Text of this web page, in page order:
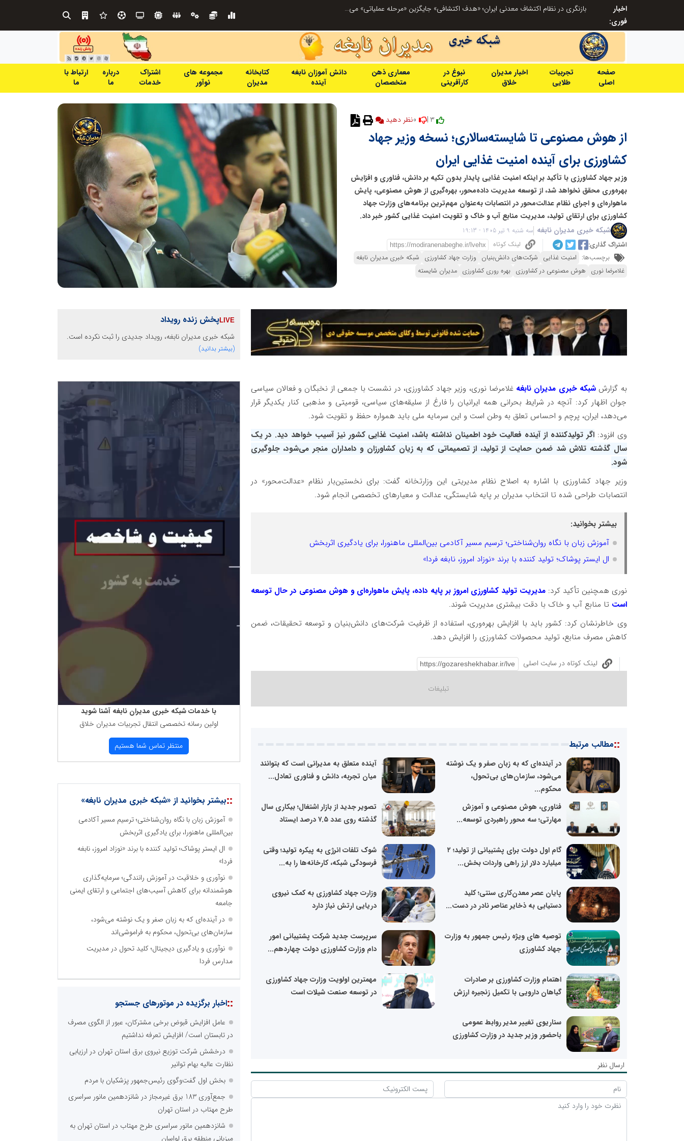
اخبار
فوری:
بازنگری در نظام اکتشاف معدنی ایران؛ «هدف اکتشافی» جایگزین «مرحله عملیاتی» می‌شود خانه با نور، صمیمی‌تر می‌شود
صفحه
اصلی
تجربیات
طلایی
اخبار مدیران
خلاق
نبوغ در
کارآفرینی
معماری ذهن
متخصصان
دانش آموزان نابغه
آینده
کتابخانه
مدیران
مجموعه های
نوآور
اشتراک
خدمات
درباره
ما
ارتباط با
ما
3 | نظر دهید
از هوش مصنوعی تا شایسته‌سالاری؛ نسخه وزیر جهاد
کشاورزی برای آینده امنیت غذایی ایران
وزیر جهاد کشاورزی با تأکید بر اینکه امنیت غذایی پایدار بدون تکیه بر دانش، فناوری و افزایش
بهره‌وری محقق نخواهد شد، از توسعه مدیریت داده‌محور، بهره‌گیری از هوش مصنوعی، پایش
ماهواره‌ای و اجرای نظام عدالت‌محور در انتصابات به‌عنوان مهم‌ترین برنامه‌های وزارت جهاد
کشاورزی برای ارتقای تولید، مدیریت منابع آب و خاک و تقویت امنیت غذایی کشور خبر داد.
شبکه خبری مدیران نابغه سه شنبه 9 تیر 1405 - 19:13
اشتراک گذاری:
لینک کوتاه
برچسب‌ها: امنیت غذایی شرکت‌های دانش‌بنیان وزارت جهاد کشاورزی شبکه خبری مدیران نابغه
غلامرضا نوری هوش مصنوعی در کشاورزی بهره روری کشاورزی مدیران شایسته
به گزارششبکه خبری مدیران نابغه غلامرضا نوری، وزیر جهاد کشاورزی، در نشست با جمعی از نخبگان و فعالان سیاسی
جوان اظهار کرد: آنچه در شرایط بحرانی همه ایرانیان را فارغ از سلیقه‌های سیاسی، قومیتی و مذهبی کنار یکدیگر قرار
می‌دهد، ایران، پرچم و احساس تعلق به وطن است و این سرمایه ملی باید همواره حفظ و تقویت شود.
وی افزود:اگر تولیدکننده از آینده فعالیت خود اطمینان نداشته باشد، امنیت غذایی کشور نیز آسیب خواهد دید. در یک
سال گذشته تلاش شد ضمن حمایت از تولید، از تصمیماتی که به زیان کشاورزان و دامداران منجر می‌شود، جلوگیری
شود.
وزیر جهاد کشاورزی با اشاره به اصلاح نظام مدیریتی این وزارتخانه گفت: برای نخستین‌بار نظام «عدالت‌محور» در
انتصابات طراحی شده تا انتخاب مدیران بر پایه شایستگی، عدالت و معیارهای تخصصی انجام شود.
بیشتر بخوانید:
آموزش زبان با نگاه روان‌شناختی؛ ترسیم مسیر آکادمی بین‌المللی ماهنورا، برای یادگیری اثربخش
ال ایستر پوشاک؛ تولید کننده با برند «نوزاد امروز، نابغه فردا»
نوری همچنین تأکید کرد:مدیریت تولید کشاورزی امروز بر پایه داده، پایش ماهواره‌ای و هوش مصنوعی در حال توسعه
است تا منابع آب و خاک با دقت بیشتری مدیریت شوند.
وی خاطرنشان کرد: کشور باید با افزایش بهره‌وری، استفاده از ظرفیت شرکت‌های دانش‌بنیان و توسعه تحقیقات، ضمن
کاهش مصرف منابع، تولید محصولات کشاورزی را افزایش دهد.
لینک کوتاه در سایت اصلی
::مطالب مرتبط
در آینده‌ای که به زبان صفر و یک نوشته
می‌شود، سازمان‌های بی‌تحول،
محکوم...
آینده متعلق به مدیرانی است که بتوانند
میان تجربه، دانش و فناوری تعادل...
فناوری، هوش مصنوعی و آموزش
مهارتی؛ سه محور راهبردی توسعه...
تصویر جدید از بازار اشتغال؛ بیکاری سال
گذشته روی عدد ۷.۵ درصد ایستاد
گام اول دولت برای پشتیبانی از تولید؛ ۲
میلیارد دلار ارز راهی واردات بخش...
شوک تلفات انرژی به پیکره تولید؛ وقتی
فرسودگی شبکه، کارخانه‌ها را به...
پایان عصر معدن‌کاری سنتی؛ کلید
دستیابی به ذخایر عناصر نادر در دست...
وزارت جهاد کشاورزی به کمک نیروی
دریایی ارتش نیاز دارد
توصیه های ویژه رئیس جمهور به وزارت
جهاد کشاورزی
سرپرست جدید شرکت پشتیبانی امور
دام وزارت کشاورزی دولت چهاردهم...
اهتمام وزارت کشاورزی بر صادرات
گیاهان دارویی با تکمیل زنجیره ارزش
مهمترین اولویت وزارت جهاد کشاورزی
در توسعه صنعت شیلات است
سناریوی تغییر مدیر روابط عمومی
باحضور وزیر جدید در وزارت کشاورزی
ارسال نظر
پخش زنده رویداد
شبکه خبری مدیران نابغه، رویداد جدیدی را ثبت نکرده است.
(بیشتر بدانید)
با خدمات شبكه خبری مدیران نابغه آشنا شوید
اولین رسانه تخصصی انتقال تجربیات مدیران خلاق
منتظر تماس شما هستیم
::بیشتر بخوانید از «شبکه خبری مدیران نابغه»
آموزش زبان با نگاه روان‌شناختی؛ ترسیم مسیر آکادمی
بین‌المللی ماهنورا، برای یادگیری اثربخش
ال ایستر پوشاک؛ تولید کننده با برند «نوزاد امروز، نابغه
فردا»
نوآوری و خلاقیت در آموزش رانندگی؛ سرمایه‌گذاری
هوشمندانه برای کاهش آسیب‌های اجتماعی و ارتقای ایمنی
جامعه
در آینده‌ای که به زبان صفر و یک نوشته می‌شود،
سازمان‌های بی‌تحول، محکوم به فراموشی‌اند
نوآوری و یادگیری دیجیتال؛ کلید تحول در مدیریت
مدارس فردا
::اخبار برگزیده در موتورهای جستجو
عامل افزایش قبوض برخی مشترکان، عبور از الگوی مصرف
در تابستان است/ افزایش تعرفه نداشتیم
درخشش شرکت توزیع نیروی برق استان تهران در ارزیابی
نظارت عالیه بهام توانیر
بخش اول گفت‌وگوی رئیس‌جمهور پزشکیان با مردم
جمع‌آوری 183 برق غیرمجاز در شانزدهمین مانور سراسری
طرح مهتاب در استان تهران
شانزدهمین مانور سراسری طرح مهتاب در استان تهران به
میزبانی منطقه برق لواسان